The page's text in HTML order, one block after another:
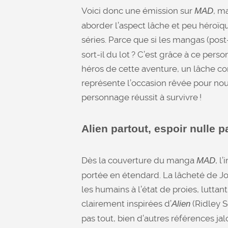
Voici donc une émission sur MAD,
aborder l’aspect lâche et peu
séries. Parce que si les mangas
sort-il du lot ? C’est grâce à ce
héros de cette aventure, un lâche
représente l’occasion rêvée pour
personnage réussit à survivre !
Alien partout, espoir nulle
Dès la couverture du manga MAD,
portée en étendard. La lâcheté de
les humains à l’état de proies,
clairement inspirées d’Alien (Ridley
pas tout, bien d’autres références